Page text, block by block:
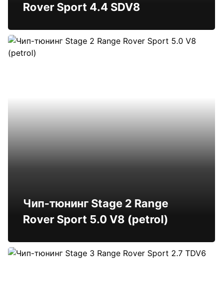
Rover Sport 4.4 SDV8
Чип-тюнинг Stage 2 Range
Rover Sport 5.0 V8 (petrol)